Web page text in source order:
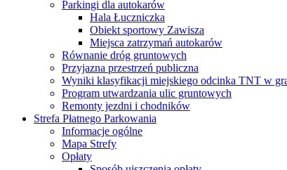
Parkingi dla autokarów
Hala Łuczniczka
Obiekt sportowy Zawisza
Miejsca zatrzymań autokarów
Równanie dróg gruntowych
Przyjazna przestrzeń publiczna
Wyniki klasyfikacji miejskiego odcinka TNT w
Program utwardzania ulic gruntowych
Remonty jezdni i chodników
Strefa Płatnego Parkowania
Informacje ogólne
Mapa Strefy
Opłaty